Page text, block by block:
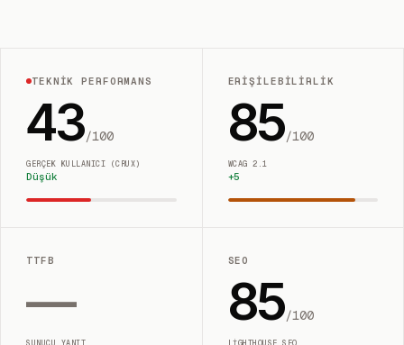
TEKNIK PERFORMANS
43/100
GERÇEK KULLANICI (CRUX)
Düşük
ERIŞILEBILIRLIK
85/100
WCAG 2.1
+5
TTFB
—
SEO
85/100